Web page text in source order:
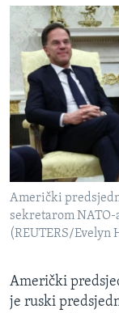
Američki
sekretarom
(REUTERS/Evelyn
Američki
je ruski